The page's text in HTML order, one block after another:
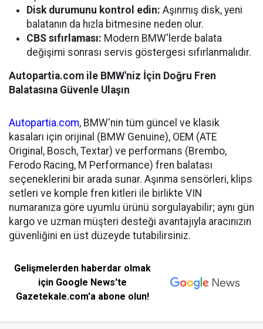
Disk durumunu kontrol edin: Aşınmış disk, yeni
balatanın da hızla bitmesine neden olur.
CBS sıfırlaması: Modern BMW'lerde balata
değişimi sonrası servis göstergesi sıfırlanmalıdır.
Autopartia.com ile BMW'niz İçin Doğru Fren
Balatasına Güvenle Ulaşın
Autopartia.com, BMW'nin tüm güncel ve klasik
kasaları için orijinal (BMW Genuine), OEM (ATE
Original, Bosch, Textar) ve performans (Brembo,
Ferodo Racing, M Performance) fren balatası
seçeneklerini bir arada sunar. Aşınma sensörleri, klips
setleri ve komple fren kitleri ile birlikte VIN
numaranıza göre uyumlu ürünü sorgulayabilir; aynı gün
kargo ve uzman müşteri desteği avantajıyla aracınızın
güvenliğini en üst düzeyde tutabilirsiniz.
Gelişmelerden haberdar olmak
için Google News'te
Gazetekale.com'a abone olun!